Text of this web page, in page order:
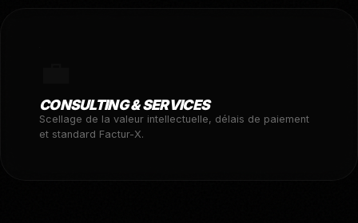
CONSULTING & SERVICES
Scellage de la valeur intellectuelle, délais de paiement
et standard Factur-X.